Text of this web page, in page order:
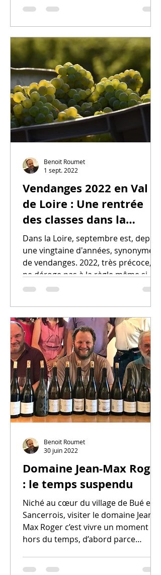
Vendanges 2022 en Val
de Loire : Une rentrée
des classes dans la
sérénité
Dans la Loire, septembre est, depuis
une vingtaine d'années, synonyme
de vendanges. 2022, très précoce,
ne déroge pas à la règle même si...
Benoit Roumet
1 sept. 2022
Domaine Jean-Max Roger
: le temps suspendu
Niché au cœur du village de Bué en
Sancerrois, visiter le domaine Jean-
Max Roger c’est vivre un moment
hors du temps, d’abord parce
Benoit Roumet
30 juin 2022